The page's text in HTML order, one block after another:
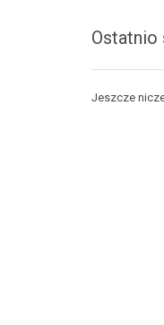
Ostatnio
Jeszcze